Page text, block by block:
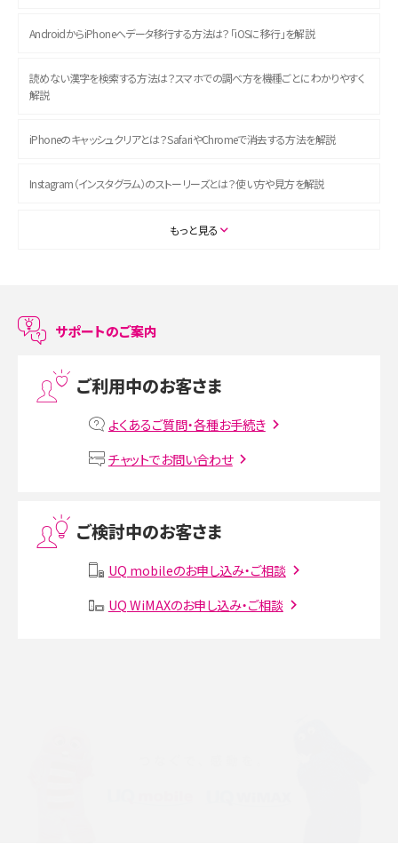
AndroidからiPhoneへデータ移行する方法は？「iOSに移行」を解説
読めない漢字を検索する方法は？スマホでの調べ方を機種ごとにわかりやすく
解説
iPhoneのキャッシュクリアとは？SafariやChromeで消去する方法を解説
Instagram（インスタグラム）のストーリーズとは？使い方や見方を解説
ASMRとは？初心者向けの代表ジャンルや楽しみ方を解説
LINEで友だちを削除する方法は？方法ごとの影響や復活・復元する方法も解説
MNOとは？MVNOやMVNEとの違いやメリット・デメリットを解説
VPN接続とは？仕組みや必要性、メリット・デメリット、接続方法を解説
Instagram（インスタグラム）でスクショするとバレる？バレるケースや撮り方も解
SMSとは？料金やできること、注意点や届かない時の対処法を解説
もっと見る
サポートのご案内
ご利用中のお客さま
よくあるご質問・各種お手続き
チャットでお問い合わせ
ご検討中のお客さま
UQ mobileのお申し込み・ご相談
UQ WiMAXのお申し込み・ご相談